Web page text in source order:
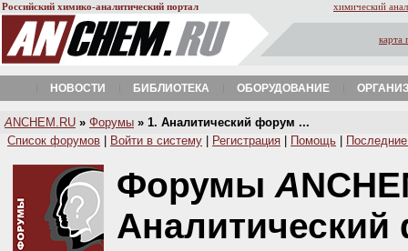
Российский химико-аналитический портал химический
карта
НОВОСТИ БИБЛИОТЕКА ОБОРУДОВАНИЕ
A NCHEM.RU » Форумы » 1. Аналитический форум ...
Список форумов
Войти в систему Регистрация Помощь
Форумы A